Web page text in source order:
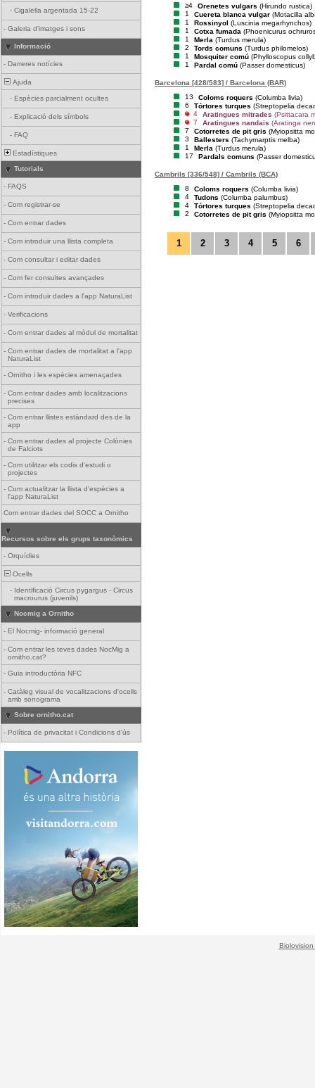
- Cigalella argentada 15-22
- Galeria d'imatges i sons
Informació
- Darreres notícies
Ajuda
- Espècies parcialment ocultes
- Explicació dels símbols
- FAQ
Estadístiques
Tutorials
- FAQS
- Com registrar-se
- Com entrar dades
- Com introduir una llista completa
- Com consultar i editar dades
- Com fer consultes avançades
- Com introduir dades a l'app NaturaList
- Verificacions
- Com entrar dades al mòdul de mortalitat
- Com entrar dades de mortalitat a l'app
NaturaList
- Ornitho i les espècies amenaçades
- Com entrar dades amb localitzacions
precises
- Com entrar llistes estàndard des de la
app
- Com entrar dades al projecte Colònies
de Falciots
- Com utilitzar els codis d'estudi o
projectes
- Com actualitzar la llista d'espècies a
l'app NaturaList
Com entrar dades del SOCC a Ornitho
Recursos sobre els grups taxonòmics
- Orquídies
Ocells
- Identificació Circus pygargus - Circus
macrourus (juvenils)
Nocmig a Ornitho
- El Nocmig- informació general
- Com entrar les teves dades NocMig a
ornitho.cat?
- Guia introductòria NFC
- Catàleg visual de vocalitzacions d'ocells
amb sonograma
Sobre ornitho.cat
- Política de privacitat i Condicions d'ús
≥4
Orenetes vulgars (Hirundo rustica)
1
Cuereta blanca vulgar (Motacilla
1
Rossinyol (Luscinia megarhynchos)
1
Cotxa fumada (Phoenicurus
1
Merla (Turdus merula)
2
Tords comuns (Turdus philomelos)
1
Mosquiter comú (Phylloscopus
1
Pardal comú (Passer domesticus)
Barcelona [428/583] / Barcelona (BAR)
13
Coloms roquers (Columba livia)
6
Tórtores turques (Streptopelia
4
Aratingues mitrades (Psittacara
7
Aratingues nandais (Aratinga
7
Cotorretes de pit gris (Myiopsitta
3
Ballesters (Tachymarptis melba)
1
Merla (Turdus merula)
17
Pardals comuns (Passer
Cambrils [336/548] / Cambrils (BCA)
8
Coloms roquers (Columba livia)
4
Tudons (Columba palumbus)
4
Tórtores turques (Streptopelia
2
Cotorretes de pit gris (Myiopsitta
1 2 3 4 5 6
Biolovision